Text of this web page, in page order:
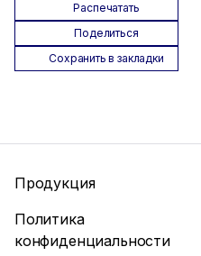
Распечатать
Поделиться
Сохранить в закладки
Продукция
Политика
конфиденциальности